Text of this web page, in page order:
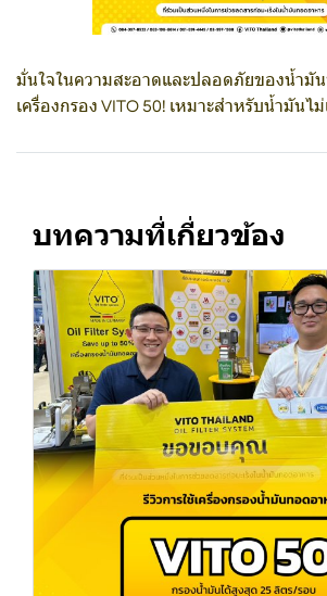
มั่นใจในความสะอาดและปลอดภัยของน้ำมั
เครื่องกรอง VITO 50! เหมาะสำหรับน้ำมันไ
บทความที่เกี่ยวข้อง